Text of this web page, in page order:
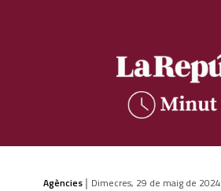
Agències | Dimecres, 29 de maig de 2024